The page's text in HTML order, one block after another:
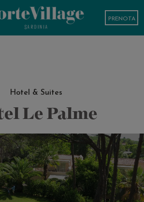
PRENOTA
Hotel & Suites
Le Palme